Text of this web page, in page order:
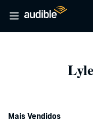
Mais Vendidos